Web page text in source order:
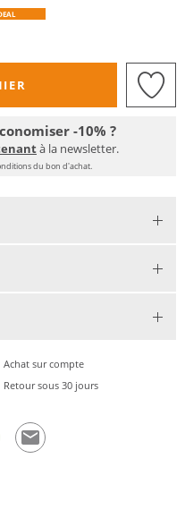
-10% ?
à la newsletter.
du bon d'achat.
Achat sur compte
Retour sous 30 jours